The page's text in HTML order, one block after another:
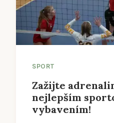
SPORT
Zažijte
nejlepším
vybavením!